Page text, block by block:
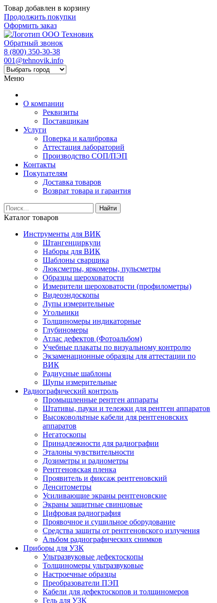
Товар добавлен в корзину
Продолжить покупки
Оформить заказ
Обратный звонок
8 (800) 350-30-38
001@tehnovik.info
Меню
О компании
Реквизиты
Поставщикам
Услуги
Поверка и калибровка
Аттестация лабораторий
Производство СОП/ПЭП
Контакты
Покупателям
Доставка товаров
Возврат товара и гарантия
Найти
Каталог товаров
Инструменты для ВИК
Штангенциркули
Наборы для ВИК
Шаблоны сварщика
Люксметры, яркомеры, пульсметры
Образцы шероховатости
Измерители шероховатости (профилометры)
Видеоэндоскопы
Лупы измерительные
Угольники
Толщиномеры индикаторные
Глубиномеры
Атлас дефектов (Фотоальбом)
Учебные плакаты по визуальному контролю
Экзаменационные образцы для аттестации по
ВИК
Радиусные шаблоны
Щупы измерительные
Радиографический контроль
Промышленные рентген аппараты
Штативы, пауки и тележки для рентген аппаратов
Высоковольтные кабели для рентгеновских
аппаратов
Негатоскопы
Принадлежности для радиографии
Эталоны чувствительности
Дозиметры и радиометры
Рентгеновская пленка
Проявитель и фиксаж рентгеновский
Денситометры
Усиливающие экраны рентгеновские
Экраны защитные свинцовые
Цифровая радиография
Проявочное и сушильное оборудование
Средства защиты от рентгеновского излучения
Альбом радиографических снимков
Приборы для УЗК
Ультразвуковые дефектоскопы
Толщиномеры ультразвуковые
Настроечные образцы
Преобразователи ПЭП
Кабели для дефектоскопов и толщиномеров
Гель для УЗК